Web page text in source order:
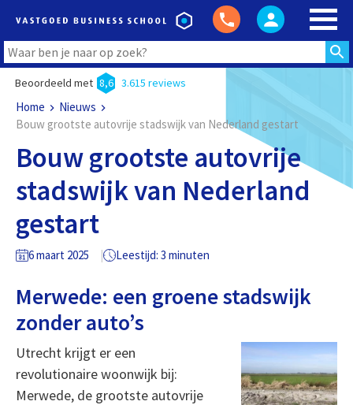
Beoordeeld met 8,6 3.615 reviews
Home
Nieuws
Bouw grootste autovrije stadswijk van Nederland gestart
Bouw grootste autovrije
stadswijk van Nederland
gestart
6 maart 2025 Leestijd: 3 minuten
Merwede: een groene stadswijk
zonder auto’s
Utrecht krijgt er een
revolutionaire woonwijk bij:
Merwede, de grootste autovrije